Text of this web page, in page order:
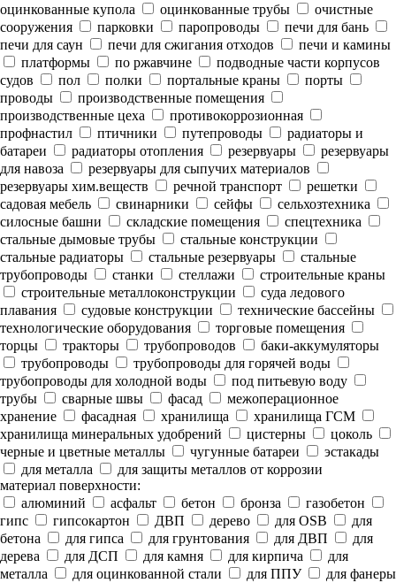
оцинкованные купола
оцинкованные трубы
очистные
сооружения
парковки паропроводы
печи для бань
печи для саун
печи для сжигания отходов
печи и камины
платформы
по ржавчине
подводные части корпусов
судов
пол полки портальные краны
порты
проводы
производственные помещения
производственные цеха
противокоррозионная
профнастил
птичники путепроводы
радиаторы и
батареи
радиаторы отопления резервуары
резервуары
для навоза
резервуары для сыпучих материалов
резервуары хим.веществ
речной транспорт
решетки
садовая мебель
свинарники сейфы
сельхозтехника
силосные башни
складские помещения
спецтехника
стальные дымовые трубы
стальные конструкции
стальные радиаторы
стальные резервуары
стальные
трубопроводы
станки стеллажи
строительные краны
строительные металлоконструкции
суда ледового
плавания
судовые конструкции
технические бассейны
технологические оборудования
торговые помещения
торцы
тракторы трубопроводов
баки-аккумуляторы
трубопроводы
трубопроводы для горячей воды
трубопроводы для холодной воды
под питьевую воду
трубы
сварные швы фасад
межоперационное
хранение
фасадная хранилища
хранилища ГСМ
хранилища минеральных удобрений
цистерны
цоколь
черные и цветные металлы
чугунные батареи
эстакады
для металла
для защиты металлов от коррозии
материал поверхности:
алюминий
асфальт бетон бронза
газобетон
гипс
гипсокартон ДВП дерево для OSB
для
бетона
для гипса для грунтования для ДВП
для
дерева
для ДСП для камня для кирпича
для
металла
для оцинкованной стали для ППУ
для фанеры